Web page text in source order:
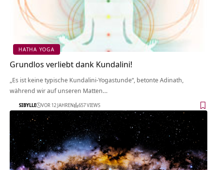
HATHA YOGA
Grundlos verliebt dank Kundalini!
„Es ist keine typische Kundalini-Yogastunde“, betonte Adinath,
während wir auf unseren Matten…
SIBYLLE VOR 12 JAHREN 657 VIEWS